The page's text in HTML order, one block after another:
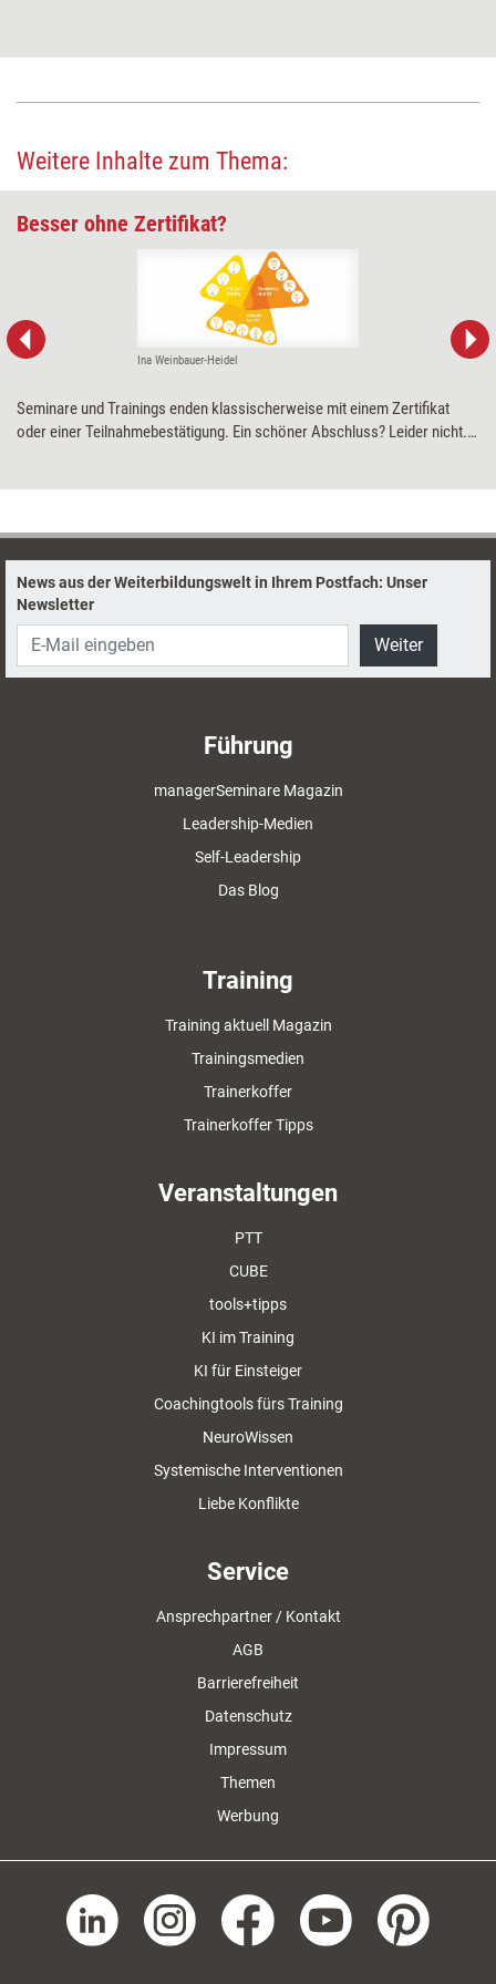
Weitere Inhalte zum Thema:
Besser ohne Zertifikat?
Ina Weinbauer-Heidel
Seminare und Trainings enden klassischerweise mit einem Zertifikat
oder einer Teilnahmebestätigung. Ein schöner Abschluss? Leider nicht.
News aus der Weiterbildungswelt in Ihrem Postfach: Unser
Newsletter
Weiter
Führung
managerSeminare Magazin
Leadership-Medien
Self-Leadership
Das Blog
Training
Training aktuell Magazin
Trainingsmedien
Trainerkoffer
Trainerkoffer Tipps
Veranstaltungen
PTT
CUBE
tools+tipps
KI im Training
KI für Einsteiger
Coachingtools fürs Training
NeuroWissen
Systemische Interventionen
Liebe Konflikte
Service
Ansprechpartner / Kontakt
AGB
Barrierefreiheit
Datenschutz
Impressum
Themen
Werbung